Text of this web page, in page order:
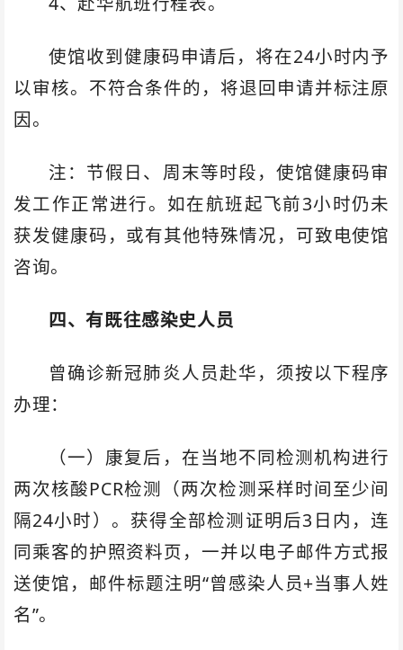
使馆收到健康码申请后，将在24小时内予
以审核。不符合条件的，将退回申请并标注原
因。
注：节假日、周末等时段，使馆健康码审
发工作正常进行。如在航班起飞前3小时仍未
获发健康码，或有其他特殊情况，可致电使馆
咨询。
四、有既往感染史人员
曾确诊新冠肺炎人员赴华，须按以下程序
办理：
（一）康复后，在当地不同检测机构进行
两次核酸PCR检测（两次检测采样时间至少间
隔24小时）。获得全部检测证明后3日内，连
同乘客的护照资料页，一并以电子邮件方式报
送使馆，邮件标题注明“曾感染人员+当事人姓
名”。